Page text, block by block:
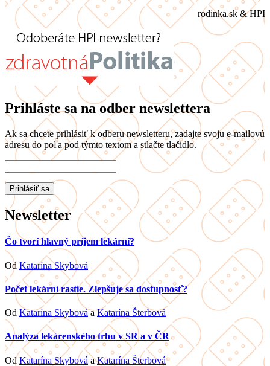
rodinka.sk & HPI
Prihláste sa na odber newslettera
Ak sa chcete prihlásiť k odberu newsletteru, zadajte svoju e-mailovú
adresu do poľa pod týmto textom a stlačte tlačidlo.
Newsletter
Čo tvorí hlavný príjem lekární?
Od Katarína Skybová
Počet lekární rastie. Zlepšuje sa dostupnosť?
Od Katarína SkybováaKatarína Šterbová
Analýza lekárenského trhu v SR a v ČR
OdKatarína Skybová aKatarína Šterbová